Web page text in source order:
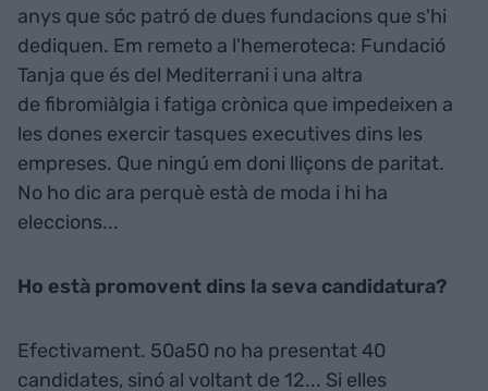
anys que sóc patró de dues fundacions que s'hi
dediquen. Em remeto a l'hemeroteca: Fundació
Tanja que és del Mediterrani i una altra
de fibromiàlgia i fatiga crònica que impedeixen a
les dones exercir tasques executives dins les
empreses. Que ningú em doni lliçons de paritat.
No ho dic ara perquè està de moda i hi ha
eleccions...
Ho està promovent dins la seva candidatura?
Efectivament. 50a50 no ha presentat 40
candidates, sinó al voltant de 12... Si elles